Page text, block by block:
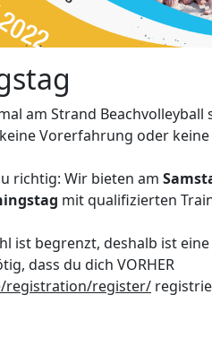
am Strand
Vorerfahrung oder
richtig: Wir bieten am
mit qualifizierten
ist begrenzt, deshalb ist
dass du dich VORHER
registration/register/